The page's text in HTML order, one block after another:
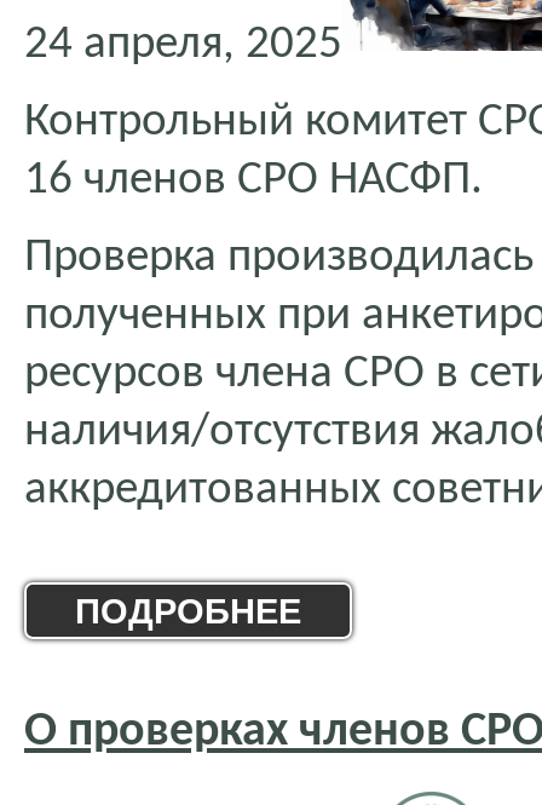
24 апреля, 2025
Контрольный комитет
16 членов СРО НАСФП.
Проверка
полученных при
ресурсов члена СРО в
наличия/отсутствия
аккредитованных
ПОДРОБНЕЕ
О проверках членов